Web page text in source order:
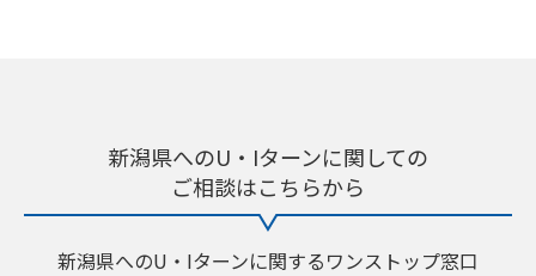
新潟県へのU・Iターンに関しての
ご相談はこちらから
新潟県へのU・Iターンに関するワンストップ窓口